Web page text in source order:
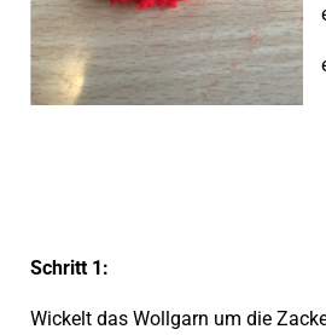
Schritt 1:
Wickelt das Wollgarn um die